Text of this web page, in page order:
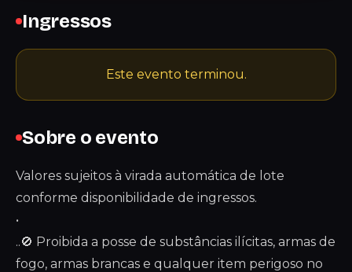
Sobre o evento
Valores sujeitos à virada automática de lote
conforme disponibilidade de ingressos.
•
..🚫 Proibida a posse de substâncias ilícitas, armas de
fogo, armas brancas e qualquer item perigoso no
Ingressos
Este evento terminou.